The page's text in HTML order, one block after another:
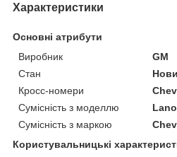
Характеристики
Основні атрибути
Виробник
GM
Стан
Кросс-номери
Сумісність з моделлю
Сумісність з маркою
Користувальницькі